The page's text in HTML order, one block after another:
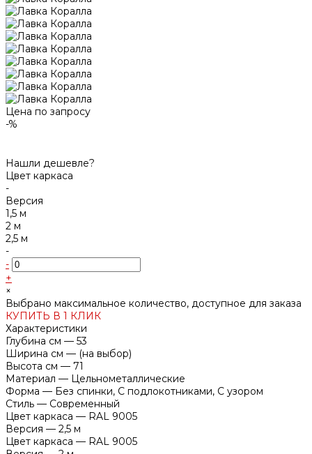
Цена по запросу
-%
Нашли дешевле?
Цвет каркаса
-
Версия
1,5 м
2 м
2,5 м
-
-
+
×
Выбрано максимальное количество, доступное для заказа
КУПИТЬ В 1 КЛИК
Характеристики
Глубина см — 53
Ширина см — (на выбор)
Высота см — 71
Материал — Цельнометаллические
Форма — Без спинки, С подлокотниками, С узором
Стиль — Современный
Цвет каркаса — RAL 9005
Версия — 2,5 м
Цвет каркаса — RAL 9005